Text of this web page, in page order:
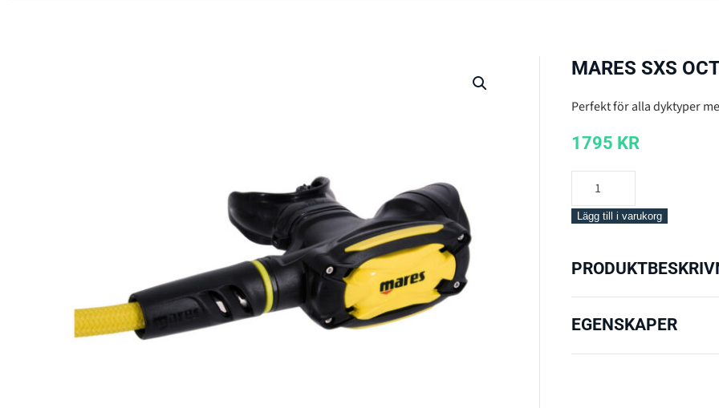
MARES SXS
Perfekt för alla dyktyper
1795 KR
Mares
Octopus
Lägg till i varukorg
EGENSKAPER